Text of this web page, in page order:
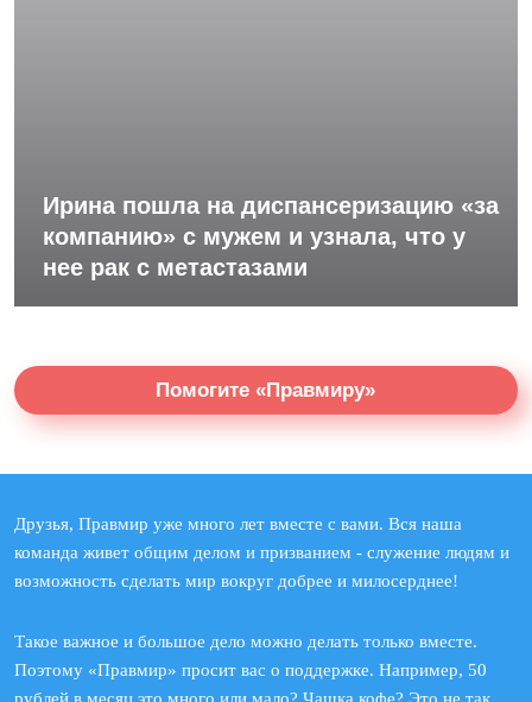
Ирина пошла на диспансеризацию «за
компанию» с мужем и узнала, что у
нее рак с метастазами
Помогите «Правмиру»
Друзья, Правмир уже много лет вместе с вами. Вся наша
команда живет общим делом и призванием - служение людям и
возможность сделать мир вокруг добрее и милосерднее!
Такое важное и большое дело можно делать только вместе.
Поэтому «Правмир» просит вас о поддержке. Например, 50